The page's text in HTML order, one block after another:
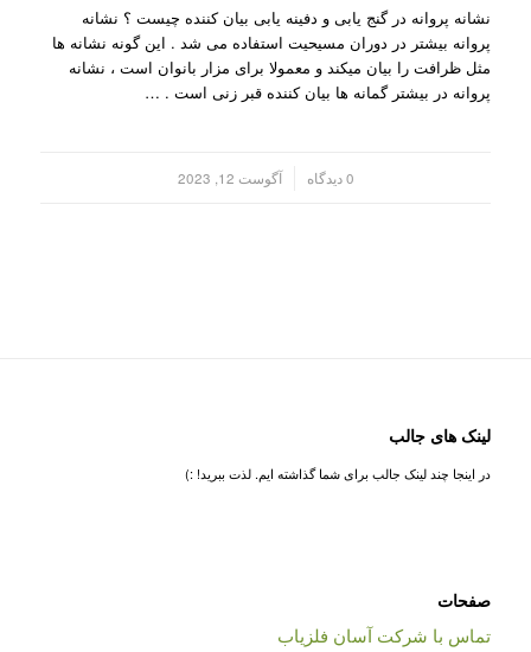
نشانه پروانه در گنج یابی و دفینه یابی بیان کننده چیست ؟ نشانه
پروانه بیشتر در دوران مسیحیت استفاده می شد . این گونه نشانه ها
مثل ظرافت را بیان میکند و معمولا برای مزار بانوان است ، نشانه
پروانه در بیشتر گمانه ها بیان کننده قبر زنی است . …
0 دیدگاه آگوست 12, 2023
لینک های جالب
در اینجا چند لینک جالب برای شما گذاشته ایم. لذت ببرید! :)
صفحات
تماس با شرکت آسان فلزیاب